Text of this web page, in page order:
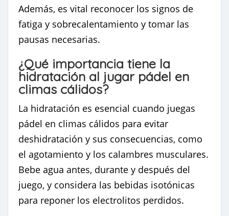
Además, es vital reconocer los signos de
fatiga y sobrecalentamiento y tomar las
pausas necesarias.
¿Qué importancia tiene la
hidratación al jugar pádel en
climas cálidos?
La hidratación es esencial cuando juegas
pádel en climas cálidos para evitar
deshidratación y sus consecuencias, como
el agotamiento y los calambres musculares.
Bebe agua antes, durante y después del
juego, y considera las bebidas isotónicas
para reponer los electrolitos perdidos.